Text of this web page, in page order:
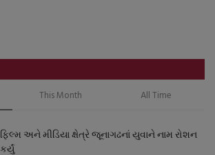
This Month All Time
ફિલ્મ અને મીડિયા ક્ષેત્રે જૂનાગઢનાં યુવાને નામ રોશન
કર્યું